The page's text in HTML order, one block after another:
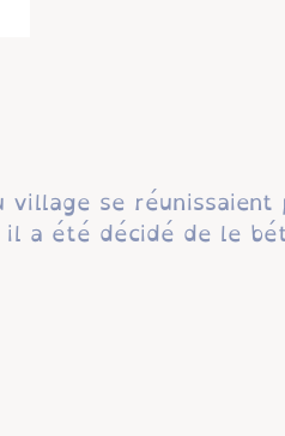
village se
il a été décidé de le